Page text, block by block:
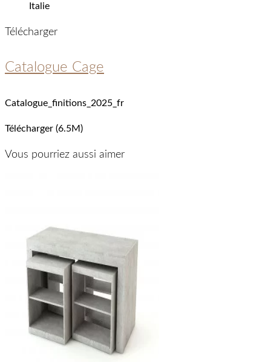
Italie
Télécharger
Catalogue Cage
Catalogue_finitions_2025_fr
Télécharger (6.5M)
Vous pourriez aussi aimer